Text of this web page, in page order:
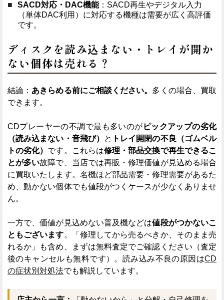
SACD対応・DAC機能：SACD再生やデジタル入力
（単体DAC利用）に対応する機種は需要が広く高評価
です。
ディスクを読み込まない・トレイが開か
ない個体は売れる？
結論： あきらめる前にご相談ください。 多くの場合、買取
できます。
CDプレーヤーの不調で最も多いのが ピックアップの劣化
（読み込まない・音飛び）
と トレイ開閉の不良（ゴムベル
トの劣化） です。これらは修理・部品交換で再生できるこ
とが多い故障で、当店では再販・修理価値が見込める場合
に買取いたします。名機ほど部品需要・修理需要があるた
め、動かない個体でも値段がつくケースが少なくありませ
ん。
一方で、価値が見込めない普及機などは値段がつかないこ
ともございます。「修理してから売るべきか、そのまま売
れるか」も含め、まずは無料査定でご確認ください（査定
後のキャンセルも無料です）。読み込み不良の原因はCD
の症状別対処法でも解説しています。